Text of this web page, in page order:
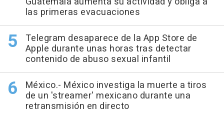
las primeras evacuaciones
Telegram desaparece de la App Store de
Apple durante unas horas tras detectar
contenido de abuso sexual infantil
México.- México investiga la muerte a tiros
de un 'streamer' mexicano durante una
retransmisión en directo